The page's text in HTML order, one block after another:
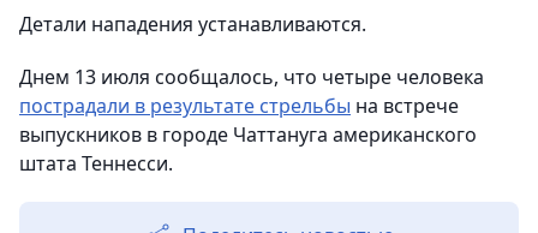
Детали нападения устанавливаются.
Днем 13 июля сообщалось, что четыре человека
пострадали в результате стрельбы на встрече
выпускников в городе Чаттануга американского
штата Теннесси.